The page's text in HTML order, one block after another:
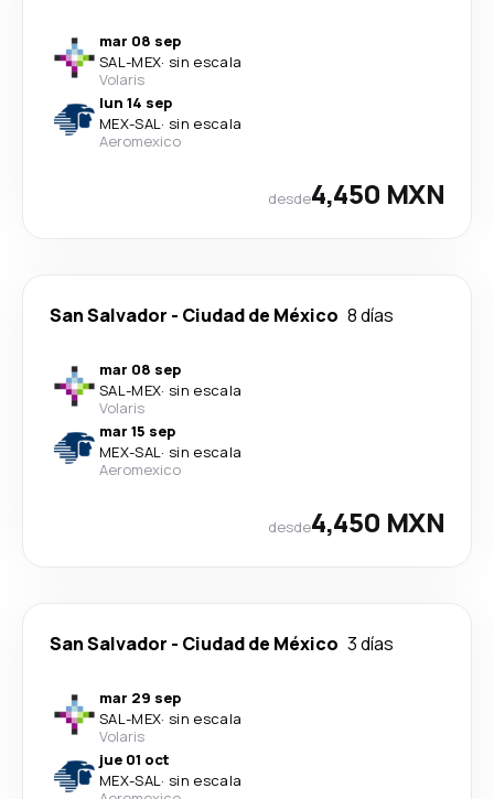
mar 08 sep
SAL-MEX· sin escala
Volaris
lun 14 sep
MEX-SAL· sin escala
Aeromexico
desde4,450 MXN
San Salvador - Ciudad de México 8 días
mar 08 sep
SAL-MEX· sin escala
Volaris
mar 15 sep
MEX-SAL· sin escala
Aeromexico
desde4,450 MXN
San Salvador - Ciudad de México 3 días
mar 29 sep
SAL-MEX· sin escala
Volaris
jue 01 oct
MEX-SAL· sin escala